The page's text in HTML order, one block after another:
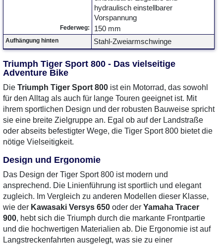
hydraulisch einstellbarer
Vorspannung
Federweg: 150 mm
Aufhängung hinten Stahl-Zweiarmschwinge
Triumph Tiger Sport 800 - Das vielseitige
Adventure Bike
Die Triumph Tiger Sport 800 ist ein Motorrad, das sowohl
für den Alltag als auch für lange Touren geeignet ist. Mit
ihrem sportlichen Design und der robusten Bauweise spricht
sie eine breite Zielgruppe an. Egal ob auf der Landstraße
oder abseits befestigter Wege, die Tiger Sport 800 bietet die
nötige Vielseitigkeit.
Design und Ergonomie
Das Design der Tiger Sport 800 ist modern und
ansprechend. Die Linienführung ist sportlich und elegant
zugleich. Im Vergleich zu anderen Modellen dieser Klasse,
wie der Kawasaki Versys 650 oder der Yamaha Tracer
900, hebt sich die Triumph durch die markante Frontpartie
und die hochwertigen Materialien ab. Die Ergonomie ist auf
Langstreckenfahrten ausgelegt, was sie zu einer